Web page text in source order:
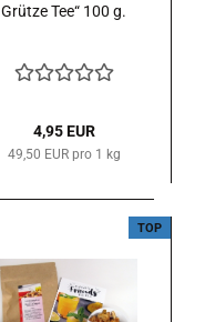
Grütze Tee“ 100 g.
4,95 EUR
49,50 EUR pro 1 kg
TOP